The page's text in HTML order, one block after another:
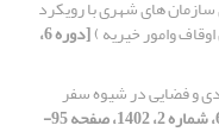
های شهری با رویکرد
وامور خیریه ) [دوره 6،
و فضایی در شیوه سفر
[دوره 6، شماره 2، 1402، صفحه 95-